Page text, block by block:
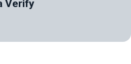
Verify